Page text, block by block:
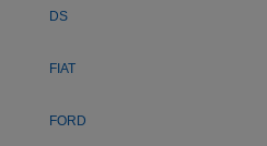
DS
FIAT
FORD